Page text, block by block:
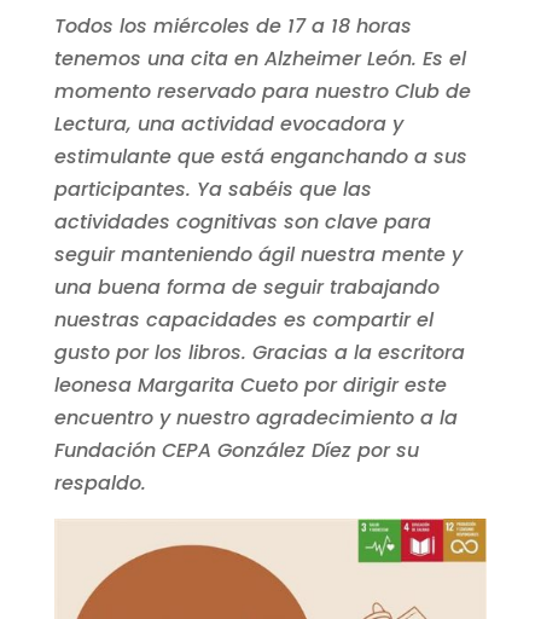
Todos los miércoles de 17 a 18 horas
tenemos una cita en Alzheimer León. Es el
momento reservado para nuestro Club de
Lectura, una actividad evocadora y
estimulante que está enganchando a sus
participantes. Ya sabéis que las
actividades cognitivas son clave para
seguir manteniendo ágil nuestra mente y
una buena forma de seguir trabajando
nuestras capacidades es compartir el
gusto por los libros. Gracias a la escritora
leonesa Margarita Cueto por dirigir este
encuentro y nuestro agradecimiento a la
Fundación CEPA González Díez por su
respaldo.